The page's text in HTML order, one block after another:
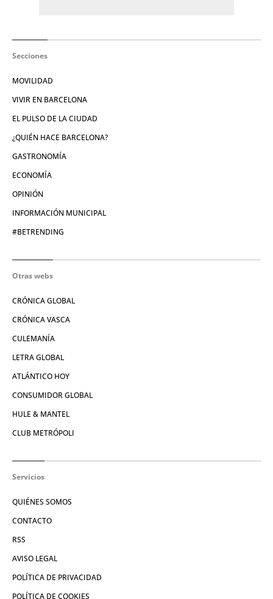
Secciones
MOVILIDAD
VIVIR EN BARCELONA
EL PULSO DE LA CIUDAD
¿QUIÉN HACE BARCELONA?
GASTRONOMÍA
ECONOMÍA
OPINIÓN
INFORMACIÓN MUNICIPAL
#BETRENDING
Otras webs
CRÓNICA GLOBAL
CRÓNICA VASCA
CULEMANÍA
LETRA GLOBAL
ATLÁNTICO HOY
CONSUMIDOR GLOBAL
HULE & MANTEL
CLUB METRÓPOLI
Servicios
QUIÉNES SOMOS
CONTACTO
RSS
AVISO LEGAL
POLÍTICA DE PRIVACIDAD
POLÍTICA DE COOKIES